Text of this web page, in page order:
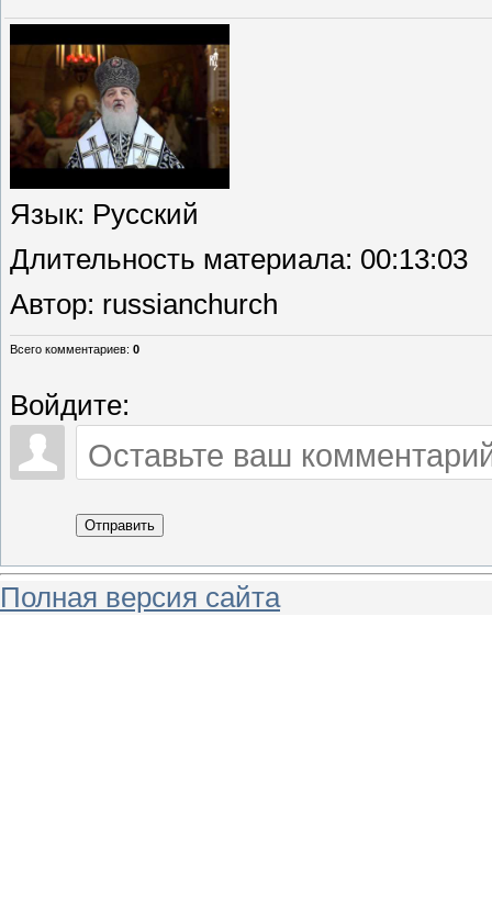
Язык: Русский
Длительность материала: 00:13:03
Автор: russianchurch
Всего комментариев: 0
Войдите:
Отправить
Полная версия сайта